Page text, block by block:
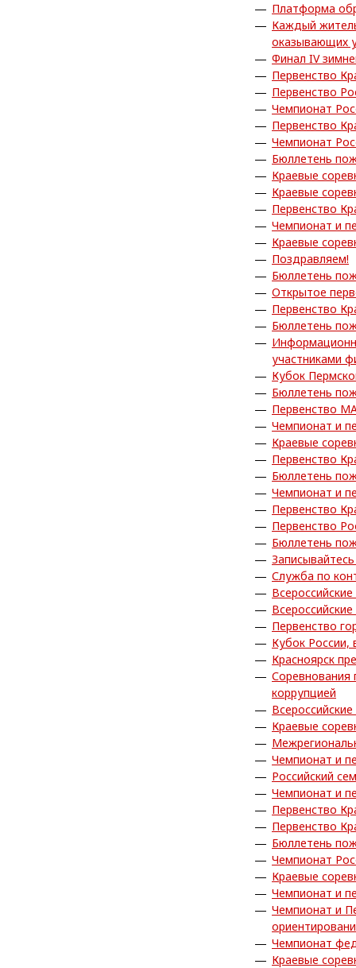
Платформа
Каждый
оказывающих
Финал IV
Первенство
Первенство
Чемпионат
Первенство
Чемпионат
Бюллетень
Краевые
Краевые
Первенство
Чемпионат и
Краевые
Поздравляем!
Бюллетень
Открытое
Первенство
Бюллетень
участниками
Кубок
Бюллетень
Первенство
Чемпионат и
Краевые
Первенство
Бюллетень
Чемпионат и
Первенство
Первенство
Бюллетень
Служба по
Первенство
Кубок России,
Красноярск
Соревнования
коррупцией
Краевые
Чемпионат и
Российский
Чемпионат и
Первенство
Первенство
Бюллетень
Чемпионат
Краевые
Чемпионат и
Чемпионат и
Чемпионат
Краевые